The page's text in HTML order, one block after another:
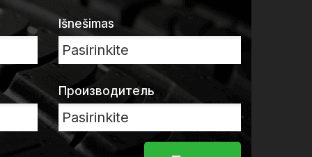
Išnešimas
Производитель